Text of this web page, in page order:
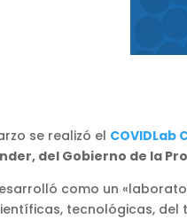
se realizó el COVIDLab
del Gobierno de la
como un
tecnológicas,